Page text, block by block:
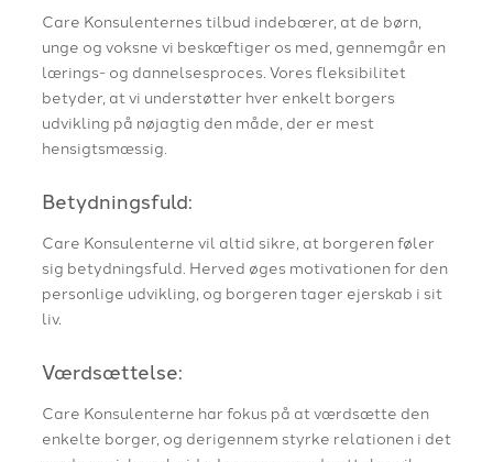
Care Konsulenternes tilbud indebærer, at de børn,
unge og voksne vi beskæftiger os med, gennemgår en
lærings- og dannelsesproces. Vores fleksibilitet
betyder, at vi understøtter hver enkelt borgers
udvikling på nøjagtig den måde, der er mest
hensigtsmæssig.​
Betydningsfuld:​
Care Konsulenterne vil altid sikre, at borgeren føler
sig betydningsfuld. Herved øges motivationen for den
personlige udvikling, og borgeren tager ejerskab i sit
liv.
Værdsættelse:​
Care Konsulenterne har fokus på at værdsætte den
enkelte borger, og derigennem styrke relationen i det